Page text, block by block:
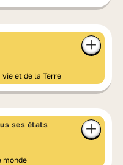
vie et de la Terre
ses états
monde